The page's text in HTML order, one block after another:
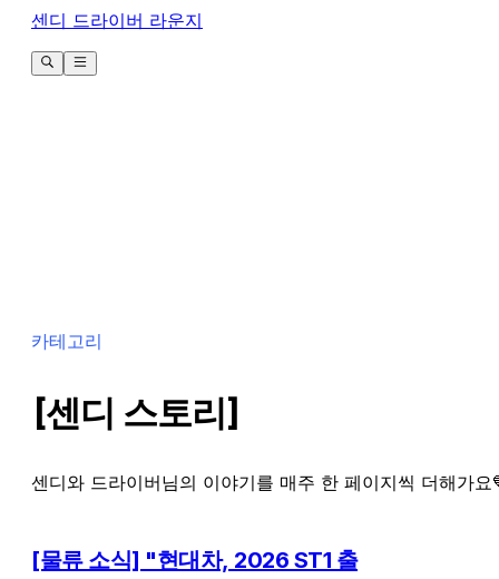
센디 드라이버 라운지
카테고리
[센디 스토리]
센디와 드라이버님의 이야기를 매주 한 페이지씩 더해가요
[물류 소식] "현대차, 2026 ST1 출